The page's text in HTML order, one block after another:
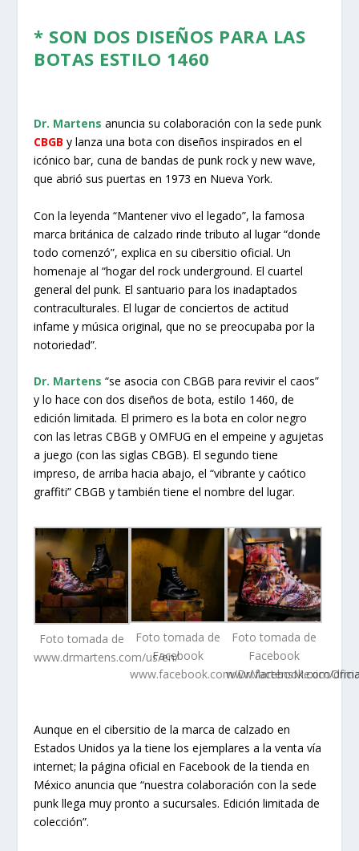
* SON DOS DISEÑOS PARA LAS
BOTAS ESTILO 1460
Dr. Martens anuncia su colaboración con la sede punk
CBGB y lanza una bota con diseños inspirados en el
icónico bar, cuna de bandas de punk rock y new wave,
que abrió sus puertas en 1973 en Nueva York.
Con la leyenda “Mantener vivo el legado”, la famosa
marca británica de calzado rinde tributo al lugar “donde
todo comenzó”, explica en su cibersitio oficial. Un
homenaje al “hogar del rock underground. El cuartel
general del punk. El santuario para los inadaptados
contraculturales. El lugar de conciertos de actitud
infame y música original, que no se preocupaba por la
notoriedad”.
Dr. Martens “se asocia con CBGB para revivir el caos”
y lo hace con dos diseños de bota, estilo 1460, de
edición limitada. El primero es la bota en color negro
con las letras CBGB y OMFUG en el empeine y agujetas
a juego (con las siglas CBGB). El segundo tiene
impreso, de arriba hacia abajo, el “vibrante y caótico
graffiti” CBGB y también tiene el nombre del lugar.
Foto tomada de
www.drmartens.com/us/en/
Foto tomada de
Facebook
www.facebook.com/
Foto tomada de
Facebook
www.facebook.com/
Aunque en el cibersitio de la marca de calzado en
Estados Unidos ya la tiene los ejemplares a la venta vía
internet; la página oficial en Facebook de la tienda en
México anuncia que “nuestra colaboración con la sede
punk llega muy pronto a sucursales. Edición limitada de
colección”.